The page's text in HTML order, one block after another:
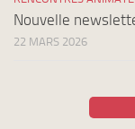
Nouvelle
22 MARS 2026